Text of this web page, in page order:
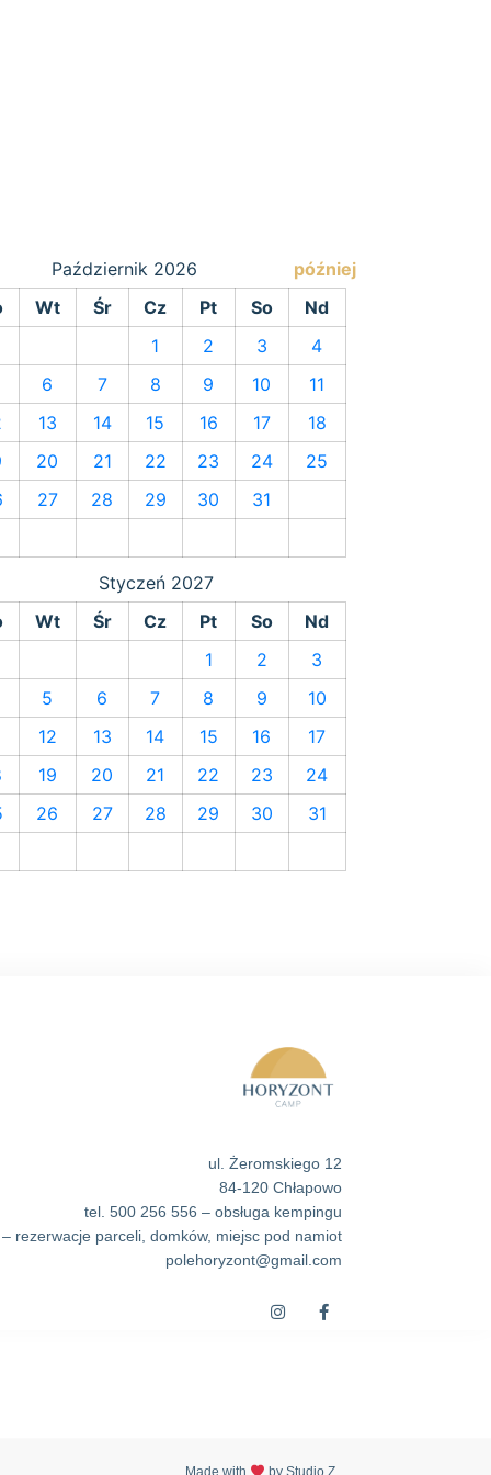
później
Październik 2026
Wt Śr Cz Pt So
Nd
1
2 3
4
6
7 8 9 10
11
13 14 15 16 17
18
20 21 22 23 24
25
27 28 29 30 31
Styczeń 2027
Wt Śr Cz Pt So
Nd
1
2
3
5
6 7 8 9
10
12 13 14 15 16
17
19 20 21 22 23
24
26 27 28 29 30 31
ul. Żeromskiego 12
84-120 Chłapowo
tel. 500 256 556 – obsługa kempingu
rezerwacje parceli, domków, miejsc pod namiot
polehoryzont@gmail.com